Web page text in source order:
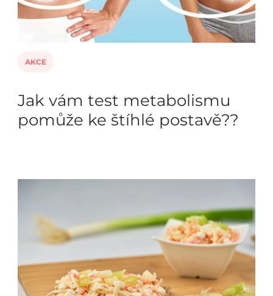
AKCE
Jak vám test metabolismu
pomůže ke štíhlé postavě??